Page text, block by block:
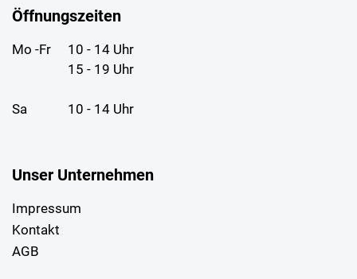
Öffnungszeiten
Mo -Fr
10 - 14 Uhr
15 - 19 Uhr
Sa 10 - 14 Uhr
Unser Unternehmen
Impressum
Kontakt
AGB